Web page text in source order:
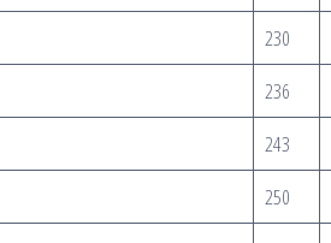
230
236
243
250